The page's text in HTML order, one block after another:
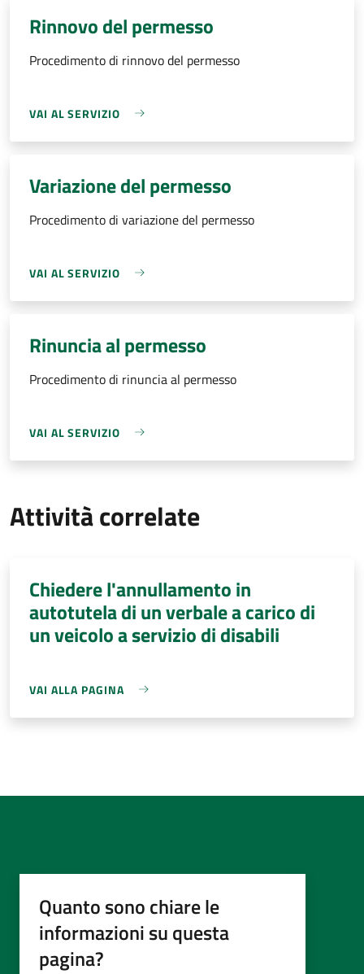
Rinnovo del permesso
Procedimento di rinnovo del permesso
VAI AL SERVIZIO
Variazione del permesso
Procedimento di variazione del permesso
VAI AL SERVIZIO
Rinuncia al permesso
Procedimento di rinuncia al permesso
VAI AL SERVIZIO
Attività correlate
Chiedere l'annullamento in
autotutela di un verbale a carico di
un veicolo a servizio di disabili
VAI ALLA PAGINA
Quanto sono chiare le
informazioni su questa
pagina?